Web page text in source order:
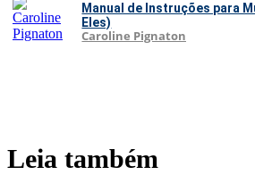
Manual de Instruções para
Eles)
Caroline Pignaton
Leia também